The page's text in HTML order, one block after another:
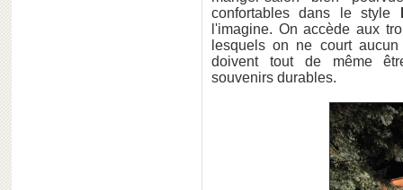
confortables dans le style
l'imagine. On accède aux
lesquels on ne court
doivent tout de même
souvenirs durables.